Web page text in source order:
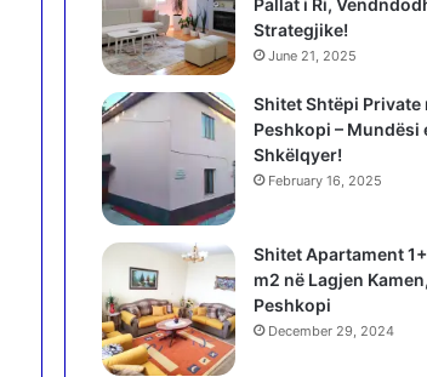
Pallat i Ri,
Strategjike!
June 21, 2025
Shitet Shtëpi Private
Peshkopi – Mundësi
Shkëlqyer!
February 16, 2025
Shitet Apartament
m2 në Lagjen Kamen,
Peshkopi
December 29, 2024